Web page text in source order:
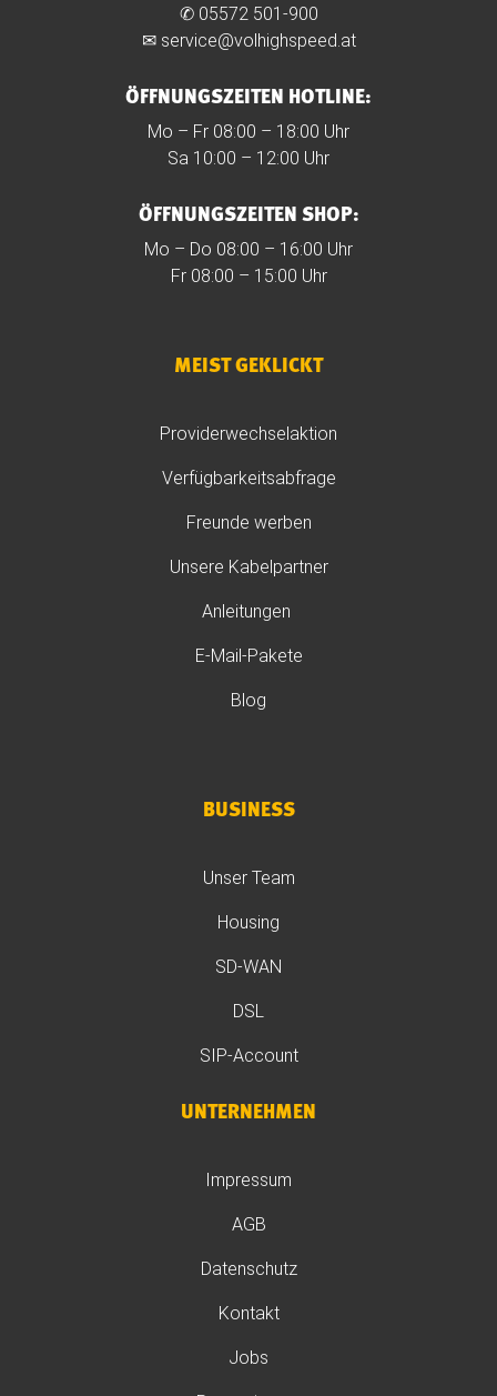
✆ 05572 501-900
✉ service@volhighspeed.at
ÖFFNUNGSZEITEN HOTLINE:
Mo – Fr 08:00 – 18:00 Uhr
Sa 10:00 – 12:00 Uhr
ÖFFNUNGSZEITEN SHOP:
Mo – Do 08:00 – 16:00 Uhr
Fr 08:00 – 15:00 Uhr
MEIST GEKLICKT
Providerwechselaktion
Verfügbarkeitsabfrage
Freunde werben
Unsere Kabelpartner
Anleitungen
E-Mail-Pakete
Blog
BUSINESS
Unser Team
Housing
SD-WAN
DSL
SIP-Account
UNTERNEHMEN
Impressum
AGB
Datenschutz
Kontakt
Jobs